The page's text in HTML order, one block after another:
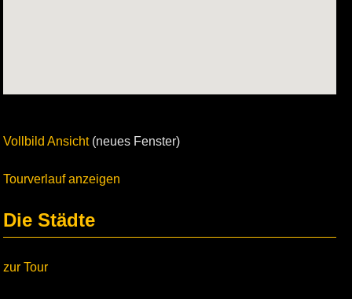
Vollbild Ansicht(neues Fenster)
Tourverlauf anzeigen
Die Städte
zur Tour